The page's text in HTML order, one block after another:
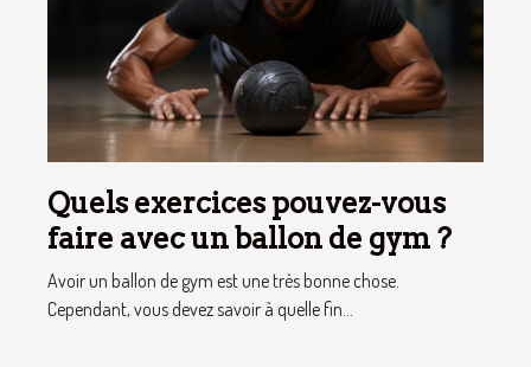
Quels exercices pouvez-vous
faire avec un ballon de gym ?
Avoir un ballon de gym est une très bonne chose.
Cependant, vous devez savoir à quelle fin...